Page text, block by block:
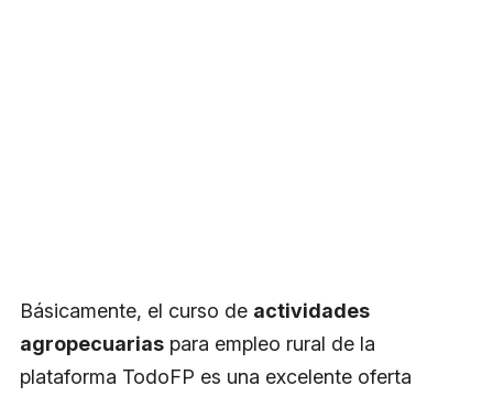
Básicamente, el curso de actividades
agropecuarias para empleo rural de la
plataforma TodoFP es una excelente oferta